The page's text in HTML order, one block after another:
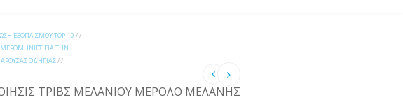
ΕΞΟΠΛΙΣΜΟΎ TOP-10 / /
ΓΙΑ ΤΗΝ
ΟΔΗΓΊΑΣ/ /
ΤΡΙΒΣ ΜΕΛΑΝΊΟΥ ΜΕΡΟΛΌ ΜΕΛΆΝΗΣ